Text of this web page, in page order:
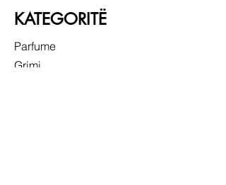
KATEGORITË
Parfume
Grimi